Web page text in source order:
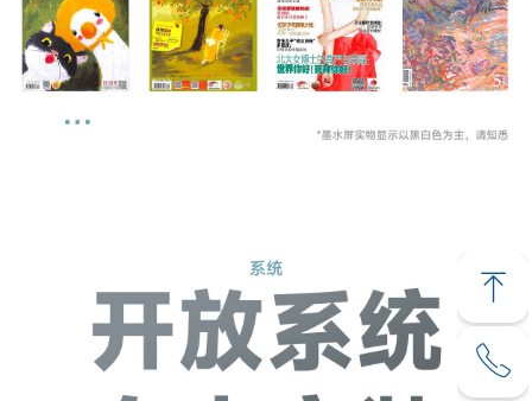
ꁸ
回到顶部
ꂅ